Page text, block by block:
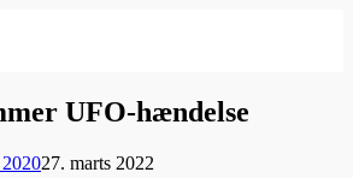
UFO-hændelse
27. marts 2022